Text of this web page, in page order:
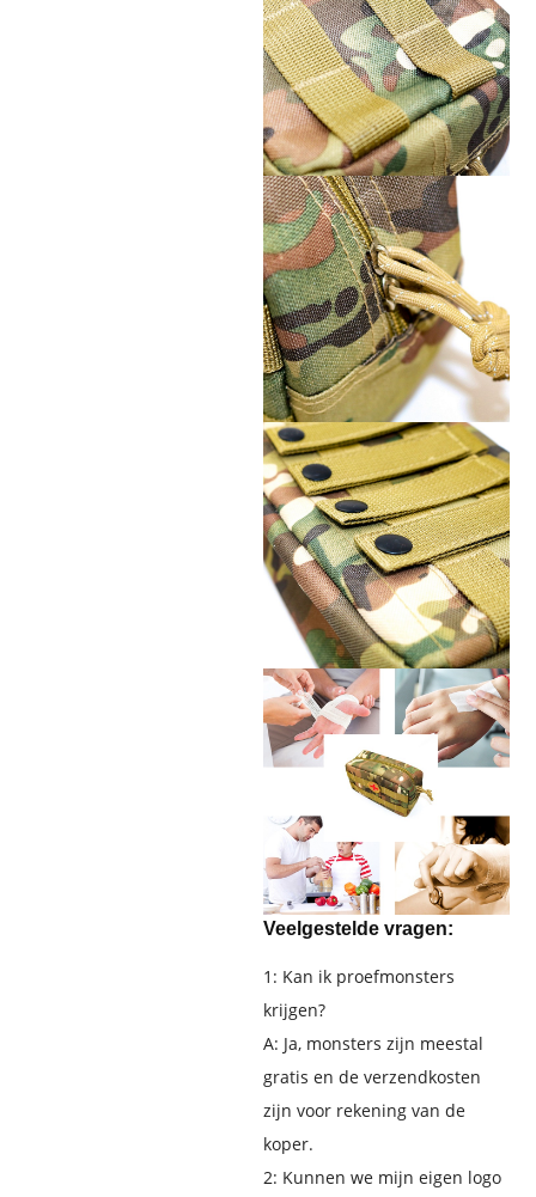
Veelgestelde vragen:
1: Kan ik proefmonsters
krijgen?
A: Ja, monsters zijn meestal
gratis en de verzendkosten
zijn voor rekening van de
koper.
2: Kunnen we mijn eigen logo